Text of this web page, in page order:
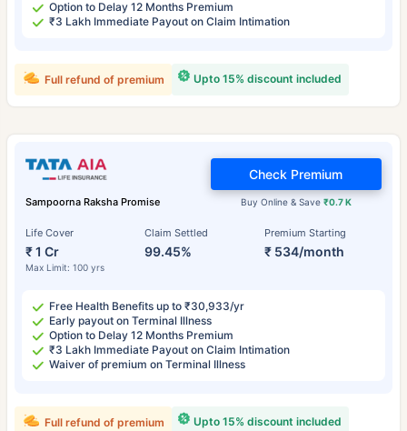
Option to Delay 12 Months Premium
₹3 Lakh Immediate Payout on Claim Intimation
Upto 15% discount included
Full refund of premium
Sampoorna Raksha Promise
Life Cover
₹ 1 Cr
Max Limit: 100 yrs
Claim Settled
99.45%
Premium Starting
₹ 534/month
Buy Online & Save ₹0.7 K
Check Premium
Free Health Benefits up to ₹30,933/yr
Early payout on Terminal Illness
Option to Delay 12 Months Premium
₹3 Lakh Immediate Payout on Claim Intimation
Waiver of premium on Terminal Illness
Upto 15% discount included
Full refund of premium